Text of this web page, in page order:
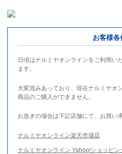
お客様各
日頃はナルミヤオンラインをご利用い
ます。
大変混みあっており、現在ナルミヤオ
商品のご購入ができません。
お急ぎの場合は下記店舗にて、お買い
ナルミヤオンライン楽天市場店
ナルミヤオンライン Yahoo!ショッピン